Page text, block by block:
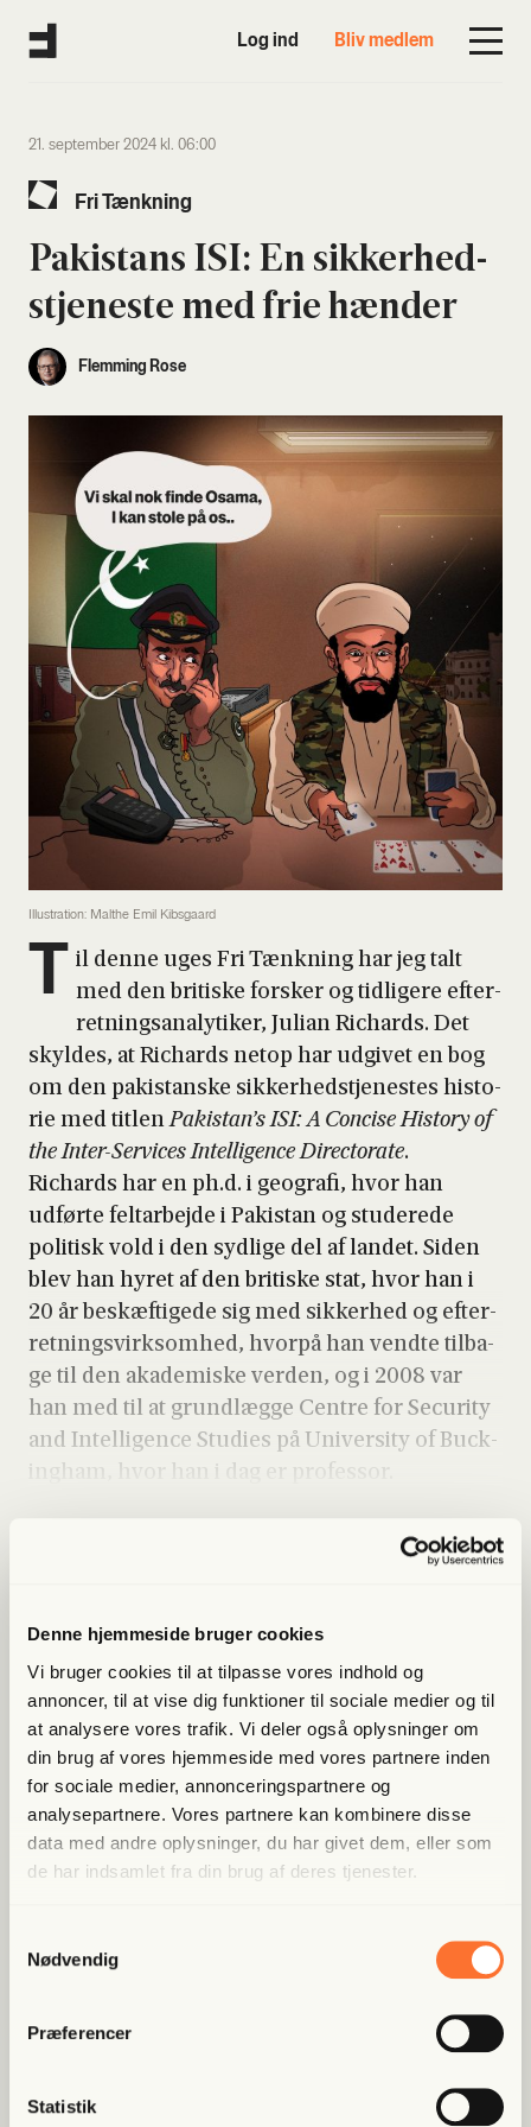
Denne hjemmeside bruger cookies
Vi bruger cookies til at tilpasse vores indhold og
annoncer, til at vise dig funktioner til sociale medier og til
at analysere vores trafik. Vi deler også oplysninger om
din brug af vores hjemmeside med vores partnere inden
for sociale medier, annonceringspartnere og
analysepartnere. Vores partnere kan kombinere disse
data med andre oplysninger, du har givet dem, eller som
de har indsamlet fra din brug af deres tjenester.
Nødvendig
Præferencer
Statistik
Log ind Bliv medlem
21. september 2024 kl. 06:00
Fri Tænk­ning
Paki­stans ISI: En sik­ker­hed­
s­tje­ne­ste med frie hæn­der
Flemming Rose
Illustration: Malthe Emil Kibsgaard
T
il den­ne uges Fri Tænk­ning har jeg talt
med den bri­ti­ske for­sker og tid­li­ge­re efter­
ret­nings­a­na­ly­ti­ker, Juli­an Richards. Det
skyl­des, at Richards net­op har udgi­vet en bog
om den paki­stan­ske sik­ker­hed­s­tje­ne­stes histo­
rie med tit­lenPakistan’s ISI: A Con­ci­se History of
the Inter-Ser­vi­ces Intel­li­gen­ce Directo­ra­te.
Richards har en ph.d. i geo­gra­fi, hvor han
udfør­te fel­t­ar­bej­de i Paki­stan og stu­de­re­de
poli­tisk vold i den syd­li­ge del af lan­det. Siden
blev han hyret af den bri­ti­ske stat, hvor han i
20 år beskæf­ti­ge­de sig med sik­ker­hed og efter­
ret­nings­virk­som­hed, hvor­på han vend­te til­ba­
ge til den aka­de­mi­ske ver­den, og i 2008 var
han med til at grund­læg­ge Cen­tre for Securi­ty
and Intel­li­gen­ce Stu­di­es på Uni­ver­si­ty of Buck­
Bliv med­lem og få adgang til hele Fri­heds­bre­vet. Fra
artik­ler til podcasts – få ori­gi­nal jour­na­li­stik, du ikke
fin­der andre ste­der
Bliv med­lem og spar nu
Allerede medlem? Log ind her.
Populære artikler